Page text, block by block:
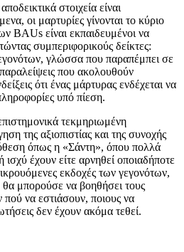
στοιχεία είναι
οι μαρτυρίες γίνονται το κύριο
BAUs είναι εκπαιδευμένοι να
συμπεριφορικούς δείκτες:
γλώσσα που παραπέμπει σε
που ακολουθούν
ότι ένας μάρτυρας ενδέχεται να
υπό πίεση.
τεκμηριωμένη
της αξιοπιστίας και της συνοχής
όπως η «Σάντη», όπου πολλά
έχουν είτε αρνηθεί οποιαδήποτε
εκδοχές των γεγονότων,
μπορούσε να βοηθήσει τους
πού να εστιάσουν, ποιους να
δεν έχουν ακόμα τεθεί.